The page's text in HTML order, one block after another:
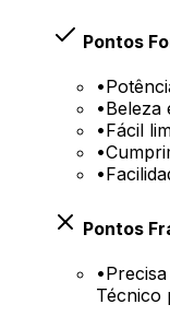
Pontos
•
•Beleza
•Fácil
•
•
Pontos
•
Técnico